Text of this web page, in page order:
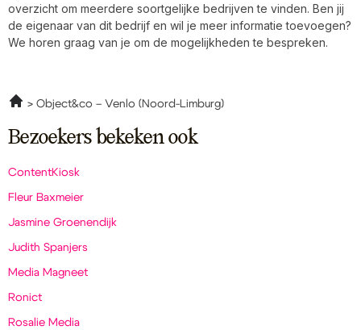
overzicht om meerdere soortgelijke bedrijven te vinden. Ben jij
de eigenaar van dit bedrijf en wil je meer informatie toevoegen?
We horen graag van je om de mogelijkheden te bespreken.
Object&co – Venlo (Noord-Limburg)
Bezoekers bekeken ook
ContentKiosk
Fleur Baxmeier
Jasmine Groenendijk
Judith Spanjers
Media Magneet
Ronict
Rosalie Media